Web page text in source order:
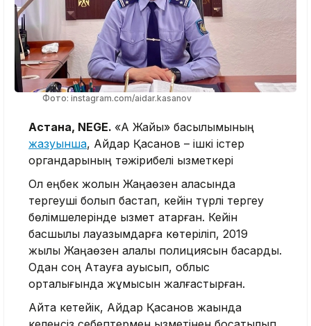
Фото: instagram.com/aidar.kasanov
Астана, NEGE. «Ақ Жайық» басылымының
жазуынша, Айдар Қасанов – ішкі істер
органдарының тәжірибелі қызметкері
Ол еңбек жолын Жаңаөзен қаласында
тергеуші болып бастап, кейін түрлі тергеу
бөлімшелерінде қызмет атқарған. Кейін
басшылық лауазымдарға көтеріліп, 2019
жылы Жаңаөзен қалалық полициясын басқарды.
Одан соң Ақтауға ауысып, облыс
орталығында жұмысын жалғастырған.
Айта кетейік, Айдар Қасанов жақында